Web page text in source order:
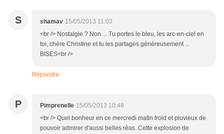
S shamav 15/05/2013 11:03
<br /> Nostalgie ? Non ... Tu portes le bleu, les arc-en-ciel en
toi, chère Christine et tu les partages généreusement ...
BISES<br />
Répondre
P Pimprenelle 15/05/2013 10:48
<br /> Quel bonheur en ce mercredi matin froid et pluvieux de
pouvoir admirer d'aussi belles réas. Cette explosion de